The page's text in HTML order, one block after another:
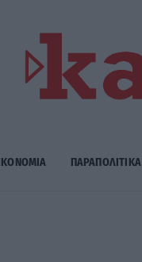
ΠΑΡΑΠΟΛΙΤΙΚΑ